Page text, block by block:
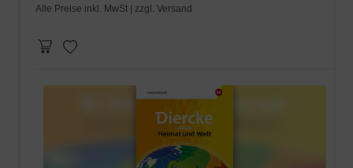
Alle Preise inkl. MwSt | zzgl. Versand